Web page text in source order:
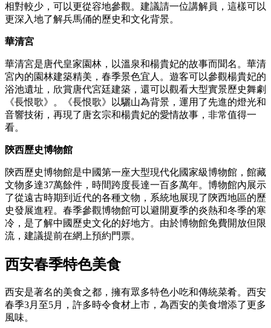
相對較少，可以更從容地參觀。建議請一位講解員，這樣可以
更深入地了解兵馬俑的歷史和文化背景。
華清宮
華清宮是唐代皇家園林，以溫泉和楊貴妃的故事而聞名。華清
宮內的園林建築精美，春季景色宜人。遊客可以參觀楊貴妃的
浴池遺址，欣賞唐代宮廷建築，還可以觀看大型實景歷史舞劇
《長恨歌》。《長恨歌》以驪山為背景，運用了先進的燈光和
音響技術，再現了唐玄宗和楊貴妃的愛情故事，非常值得一
看。
陝西歷史博物館
陝西歷史博物館是中國第一座大型現代化國家級博物館，館藏
文物多達37萬餘件，時間跨度長達一百多萬年。博物館內展示
了從遠古時期到近代的各種文物，系統地展現了陝西地區的歷
史發展進程。春季參觀博物館可以避開夏季的炎熱和冬季的寒
冷，是了解中國歷史文化的好地方。由於博物館免費開放但限
流，建議提前在網上預約門票。
西安春季特色美食
西安是著名的美食之都，擁有眾多特色小吃和傳統菜肴。西安
春季3月至5月，許多時令食材上市，為西安的美食增添了更多
風味。